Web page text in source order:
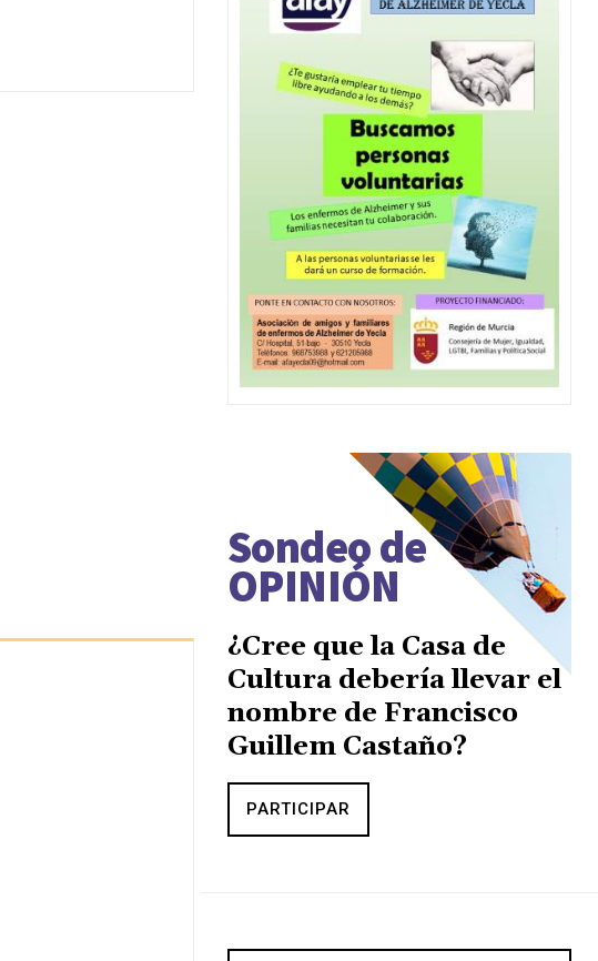
Sondeo de
OPINIÓN
¿Cree que la Casa de
Cultura debería llevar el
nombre de Francisco
Guillem Castaño?
PARTICIPAR